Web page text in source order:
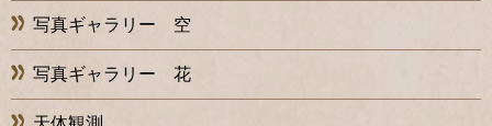
写真ギャラリー 空
写真ギャラリー 花